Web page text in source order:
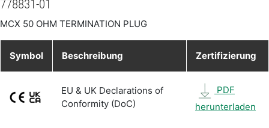
778831-01
MCX 50 OHM TERMINATION PLUG
Symbol Beschreibung Zertifizierung
EU & UK Declarations of
Conformity (DoC)
PDF
herunterladen